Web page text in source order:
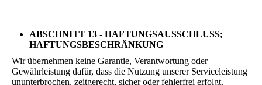
ABSCHNITT 13 - HAFTUNGSAUSSCHLUSS;
HAFTUNGSBESCHRÄNKUNG
Wir übernehmen keine Garantie, Verantwortung oder
Gewährleistung dafür, dass die Nutzung unserer Serviceleistung
ununterbrochen, zeitgerecht, sicher oder fehlerfrei erfolgt.